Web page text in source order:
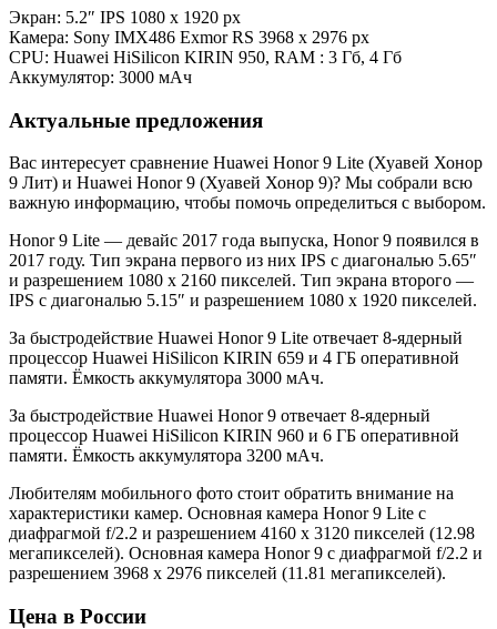
Экран: 5.2″ IPS 1080 x 1920 px
Камера: Sony IMX486 Exmor RS 3968 x 2976 px
CPU: Huawei HiSilicon KIRIN 950, RAM : 3 Гб, 4 Гб
Аккумулятор: 3000 мАч
Актуальные предложения
Вас интересует сравнение Huawei Honor 9 Lite (Хуавей Хонор
9 Лит) и Huawei Honor 9 (Хуавей Хонор 9)? Мы собрали всю
важную информацию, чтобы помочь определиться с выбором.
Honor 9 Lite — девайс 2017 года выпуска, Honor 9 появился в
2017 году. Тип экрана первого из них IPS с диагональю 5.65″
и разрешением 1080 x 2160 пикселей. Тип экрана второго —
IPS с диагональю 5.15″ и разрешением 1080 x 1920 пикселей.
За быстродействие Huawei Honor 9 Lite отвечает 8-ядерный
процессор Huawei HiSilicon KIRIN 659 и 4 ГБ оперативной
памяти. Ёмкость аккумулятора 3000 мАч.
За быстродействие Huawei Honor 9 отвечает 8-ядерный
процессор Huawei HiSilicon KIRIN 960 и 6 ГБ оперативной
памяти. Ёмкость аккумулятора 3200 мАч.
Любителям мобильного фото стоит обратить внимание на
характеристики камер. Основная камера Honor 9 Lite с
диафрагмой f/2.2 и разрешением 4160 x 3120 пикселей (12.98
мегапикселей). Основная камера Honor 9 с диафрагмой f/2.2 и
разрешением 3968 x 2976 пикселей (11.81 мегапикселей).
Цена в России